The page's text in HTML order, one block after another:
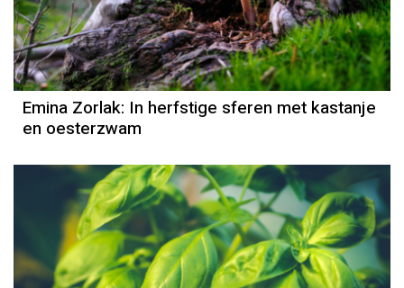
Emina Zorlak: In herfstige sferen met kastanje
en oesterzwam